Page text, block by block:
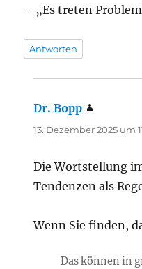
– „Es treten
Antworten
Dr. Bopp
13. Dezember 2025 um
Die Wortstellung
Tendenzen als
Wenn Sie finden,
Das können in